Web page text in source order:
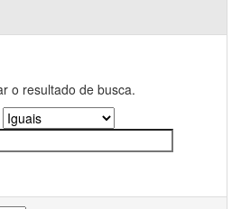
o resultado de busca.